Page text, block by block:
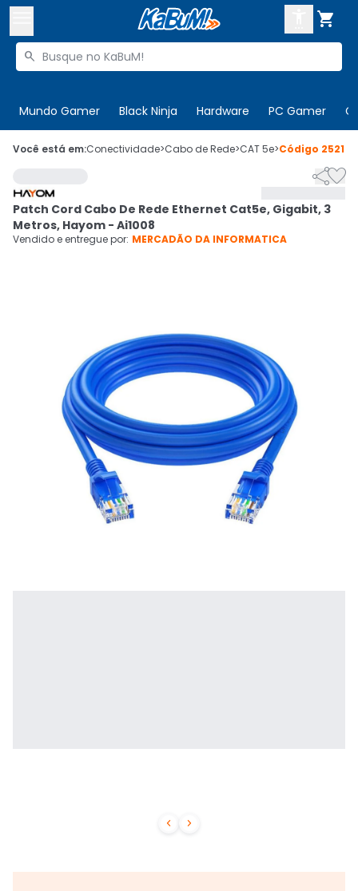

Buscar produtos

Mundo Gamer Black Ninja Hardware PC Gamer
 Olá. Acesse sua conta
Cupons
CADASTRE-SE
Você está em:Conectividade>Cabo de Rede>CAT 5e>Código 252184
 

Patch Cord Cabo De Rede Ethernet Cat5e, Gigabit, 3
Metros, Hayom - Ai1008
Vendido e entregue por: MERCADÃO DA INFORMATICA